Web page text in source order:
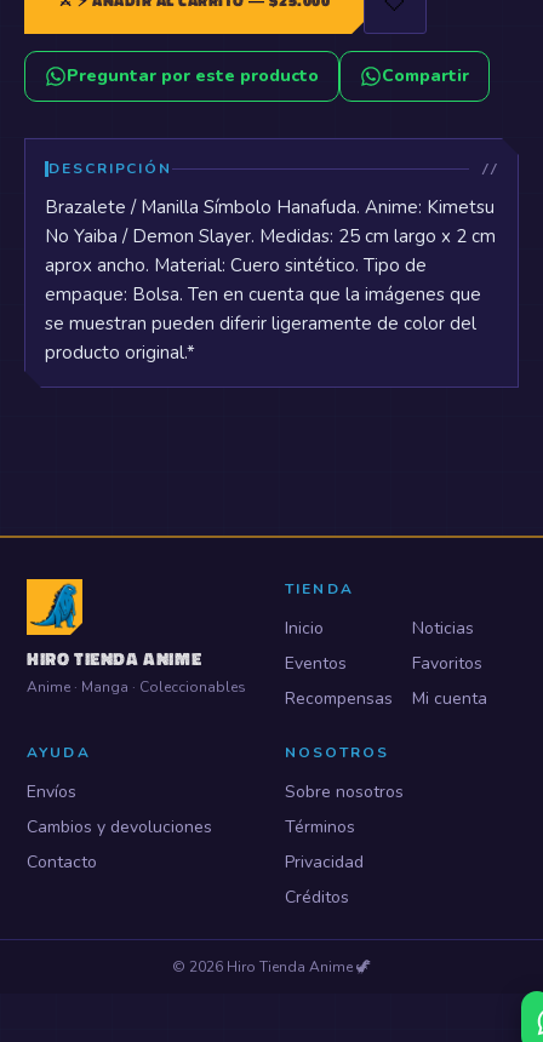
Preguntar por este producto Compartir
DESCRIPCIÓN
Brazalete / Manilla Símbolo Hanafuda. Anime: Kimetsu
No Yaiba / Demon Slayer. Medidas: 25 cm largo x 2 cm
aprox ancho. Material: Cuero sintético. Tipo de
empaque: Bolsa. Ten en cuenta que la imágenes que
se muestran pueden diferir ligeramente de color del
producto original.*
HIRO TIENDA ANIME
Anime · Manga · Coleccionables
TIENDA
Inicio
Noticias
Eventos
Favoritos
Recompensas
Mi cuenta
AYUDA
Envíos
Cambios y devoluciones
Contacto
NOSOTROS
Sobre nosotros
Términos
Privacidad
Créditos
© 2026 Hiro Tienda Anime🦖